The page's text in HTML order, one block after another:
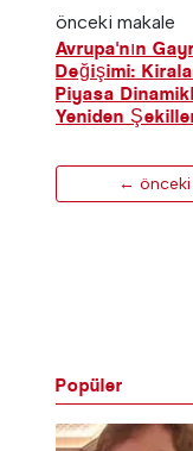
önceki makale
Avrupa'nın
Değişimi:
Piyasa
Yeniden
← önceki
Popüler